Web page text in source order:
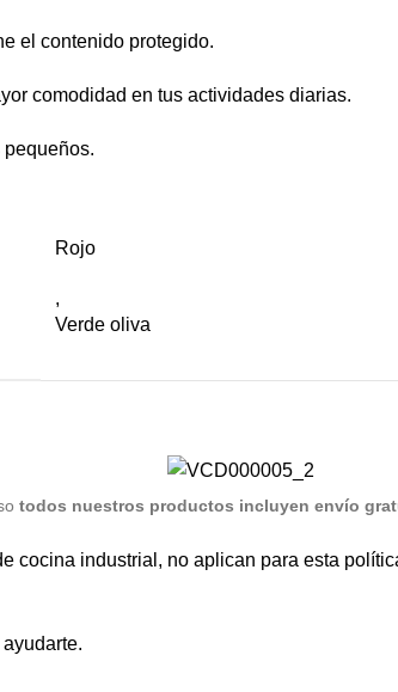
el contenido protegido.
comodidad en tus actividades diarias.
Rojo
,
Verde oliva
todos nuestros productos incluyen envío
cocina industrial, no aplican para esta